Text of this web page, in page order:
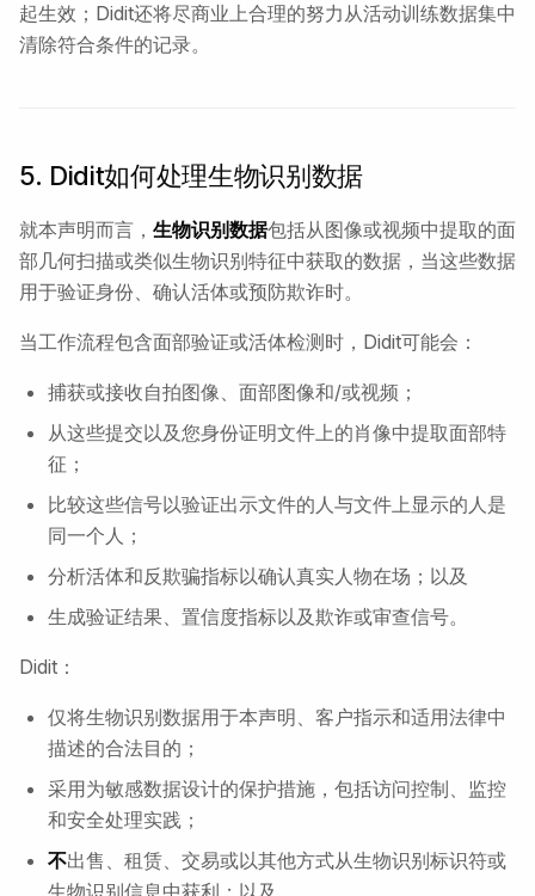
起生效；Didit还将尽商业上合理的努力从活动训练数据集中
清除符合条件的记录。
5. Didit如何处理生物识别数据
就本声明而言， 生物识别数据包括从图像或视频中提取的面
部几何扫描或类似生物识别特征中获取的数据，当这些数据
用于验证身份、确认活体或预防欺诈时。
当工作流程包含面部验证或活体检测时，Didit可能会：
捕获或接收自拍图像、面部图像和/或视频；
从这些提交以及您身份证明文件上的肖像中提取面部特
征；
比较这些信号以验证出示文件的人与文件上显示的人是
同一个人；
分析活体和反欺骗指标以确认真实人物在场；以及
生成验证结果、置信度指标以及欺诈或审查信号。
Didit：
仅将生物识别数据用于本声明、客户指示和适用法律中
描述的合法目的；
采用为敏感数据设计的保护措施，包括访问控制、监控
和安全处理实践；
不出售、租赁、交易或以其他方式从生物识别标识符或
生物识别信息中获利；以及